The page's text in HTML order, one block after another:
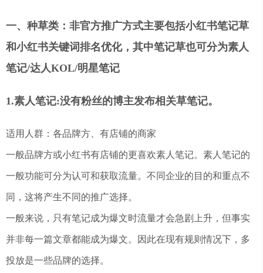
一、种草类：非官方推广方式主要包括小红书笔记草
和小红书关键词排名优化，其中笔记草也可分为素人
笔记/达人KOL/明星笔记
1.素人笔记:没有粉丝的博主发布相关草笔记。
适用人群：各品牌方、有店铺的商家
一般品牌方或小红书有店铺的更喜欢素人笔记。素人笔记的
一般功能可分为认可和获取流量。不同企业的目的和重点不
同，这将产生不同的推广选择。
一般来说，只有笔记成为爆文时流量才会急剧上升，但事实
并非每一篇文章都能成为爆文。因此在现有规则情况下，多
投放是一些品牌的选择。